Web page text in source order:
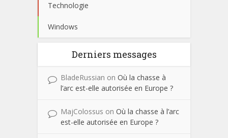
Technologie
Windows
Derniers messages
BladeRussian on Où la chasse à
l’arc est-elle autorisée en Europe ?
MajColossus on Où la chasse à l’arc
est-elle autorisée en Europe ?